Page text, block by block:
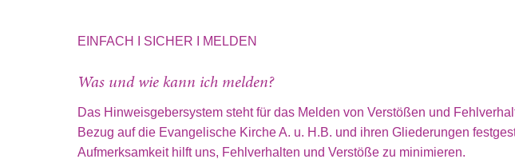
EINFACH I SICHER I MELDEN
Was und wie kann ich melden?
Das Hinweisgebersystem steht für das Melden von Verstößen und
Bezug auf die Evangelische Kirche A. u. H.B. und ihren Gliederungen
Aufmerksamkeit hilft uns, Fehlverhalten und Verstöße zu minimieren.